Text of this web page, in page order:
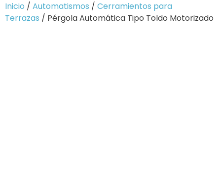
Inicio / Automatismos / Cerramientos para
Terrazas / Pérgola Automática Tipo Toldo Motorizado